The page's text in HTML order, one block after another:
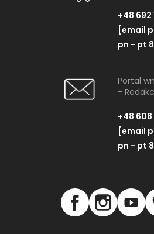
+48 692
[email
pn - pt
Portal
-
+48
[email
pn - pt